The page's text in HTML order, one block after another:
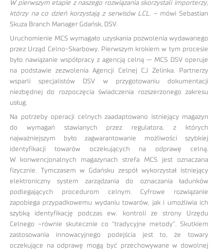
W pierwszym etapie z naszego rozwiązania skorzystali importerzy,
którzy na co dzień korzystają z serwisów LCL. – mówi Sebastian
Skuza Branch Manager Gdańsk, DSV.
Uruchomienie MCS wymagało uzyskania pozwolenia wydawanego
przez Urząd Celno-Skarbowy. Pierwszym krokiem w tym procesie
było nawiązanie współpracy z agencją celną — MCS DSV operuje
na podstawie zezwolenia Agencji Celnej CJ Zelinka. Partnerzy
wsparli specjalistów DSV w przygotowaniu dokumentacji
niezbędnej do rozpoczęcia świadczenia rozszerzonego zakresu
usług.
Na potrzeby operacji celnych zaadaptowano istniejący magazyn
do wymagań stawianych przez regulatora, z których
najważniejszym było zagwarantowanie możliwości szybkiej
identyfikacji towarów oczekujących na odprawę celną.
W konwencjonalnych magazynach strefa MCS jest oznaczana
fizycznie. Tymczasem w Gdańsku zespół wykorzystał istniejący
elektroniczny system zarządzania do oznaczania ładunków
podlegających procedurom celnym. Cyfrowe rozwiązanie
zapobiega przypadkowemu wydaniu towarów, jak i umożliwia ich
szybką identyfikację podczas ew. kontroli ze strony Urzędu
Celnego –równie skutecznie co “tradycyjne metody”. Skutkiem
zastosowania innowacyjnego podejścia jest to, że towary
oczekujące na odprawę mogą być przechowywane w dowolnej